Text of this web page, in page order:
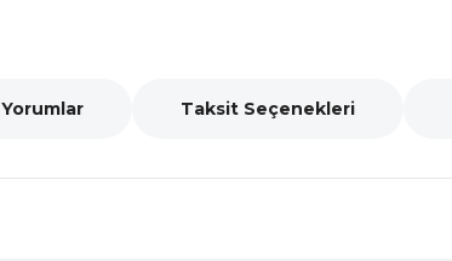
Yorumlar Taksit Seçenekleri